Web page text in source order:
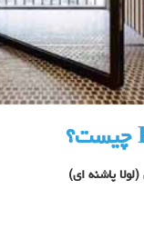
پاشنه ای)